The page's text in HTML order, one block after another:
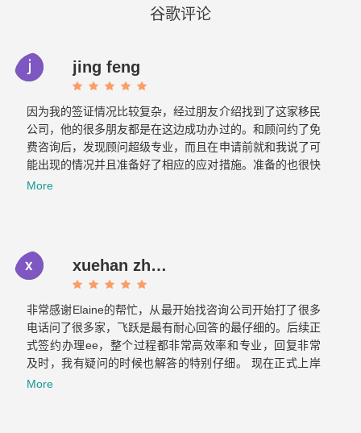
谷歌评论
jing feng
因为我的签证情况比较复杂，经过朋友介绍找到了这家移民
公司，他的很多朋友都是在这边成功办过的。和顾问约了免
费咨询后，发现顾问超级专业，而且在申请前就和我说了可
能出现的情况并且准备好了相应的应对措施。准备的也很快
文件不到一周就交上去了。没想到不到一个月，签证就顺利
More
xuehan zhou
非常感谢Elaine的帮忙，从最开始找咨询公司开始打了很多
电话问了很多家，飞跃是最有耐心回答的最仔细的。后续正
式签约办理ee，整个过程都非常高效率和专业，回复非常
及时，我有疑问的时候也解答的特别仔细。 现在正式上岸
啦，非常感谢你们整个团队的帮助～有朋友的需要的话我也
More